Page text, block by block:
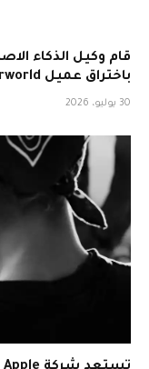
باختراق عميل Modal Labs – Computerworld
30 يوليو، 2026